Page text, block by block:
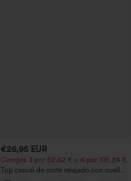
€26,95 EUR
Compra 3 por 52,62 € o 6 por 105,24 €.
Top casual de corte relajado con cuello
redondo y mangas murciélago.